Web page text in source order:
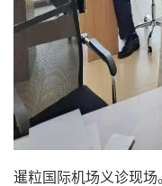
暹粒国际机场义诊现场